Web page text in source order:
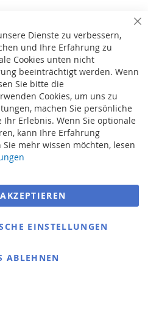
Dienste zu verbessern,
und Ihre Erfahrung zu
Cookies unten nicht
beeinträchtigt werden. Wenn
Sie bitte die
Cookies, um uns zu
machen Sie persönliche
Erlebnis. Wenn Sie optionale
kann Ihre Erfahrung
mehr wissen möchten, lesen
EINSTELLUNGEN
ABLEHNEN